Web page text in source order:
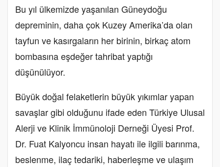
Bu yıl ülkemizde yaşanılan Güneydoğu
depreminin, daha çok Kuzey Amerika’da olan
tayfun ve kasırgaların her birinin, birkaç atom
bombasına eşdeğer tahribat yaptığı
düşünülüyor.
Büyük doğal felaketlerin büyük yıkımlar yapan
savaşlar gibi olduğunu ifade eden Türkiye Ulusal
Alerji ve Klinik İmmünoloji Derneği Üyesi Prof.
Dr. Fuat Kalyoncu insan hayatı ile ilgili barınma,
beslenme, ilaç tedariki, haberleşme ve ulaşım